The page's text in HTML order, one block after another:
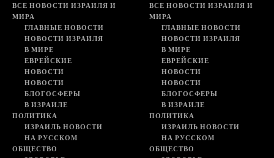
ВСЕ НОВОСТИ ИЗРАИЛЯ И
МИРА
ГЛАВНЫЕ НОВОСТИ
НОВОСТИ ИЗРАИЛЯ
В МИРЕ
ЕВРЕЙСКИЕ
НОВОСТИ
НОВОСТИ
БЛОГОСФЕРЫ
В ИЗРАИЛЕ
ПОЛИТИКА
ИЗРАИЛЬ НОВОСТИ
НА РУССКОМ
ОБЩЕСТВО
ВСЕ НОВОСТИ ИЗРАИЛЯ И
МИРА
ГЛАВНЫЕ НОВОСТИ
НОВОСТИ ИЗРАИЛЯ
В МИРЕ
ЕВРЕЙСКИЕ
НОВОСТИ
НОВОСТИ
БЛОГОСФЕРЫ
В ИЗРАИЛЕ
ПОЛИТИКА
ИЗРАИЛЬ НОВОСТИ
НА РУССКОМ
ОБЩЕСТВО